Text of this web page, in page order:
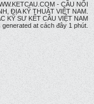
- CẦU NỐI
ĐỊA KỸ THUẬT VIỆT NAM.
KỸ SƯ KẾT CÂU VIỆT NAM
at cách đây 1 phút.